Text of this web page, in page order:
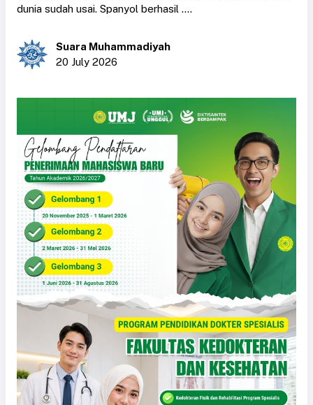
dunia sudah usai. Spanyol berhasil ....
Suara Muhammadiyah
20 July 2026